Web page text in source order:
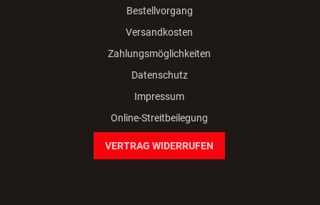
Bestellvorgang
Versandkosten
Zahlungsmöglichkeiten
Datenschutz
Impressum
Online-Streitbeilegung
VERTRAG WIDERRUFEN